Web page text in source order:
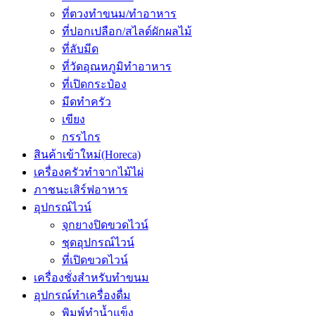
ที่ตวงทำขนม/ทำอาหาร
ที่ปอกเปลือก/สไลด์ผักผลไม้
ที่ลับมีด
ที่วัดอุณหภูมิทำอาหาร
ที่เปิดกระป๋อง
มีดทำครัว
เขียง
กรรไกร
สินค้าเข้าใหม่(Horeca)
เครื่องครัวทำจากไม้ไผ่
ภาชนะเสิร์ฟอาหาร
อุปกรณ์ไวน์
จุกยางปิดขวดไวน์
ชุดอุปกรณ์ไวน์
ที่เปิดขวดไวน์
เครื่องชั่งสำหรับทำขนม
อุปกรณ์ทำเครื่องดื่ม
พิมพ์ทำน้ำแข็ง